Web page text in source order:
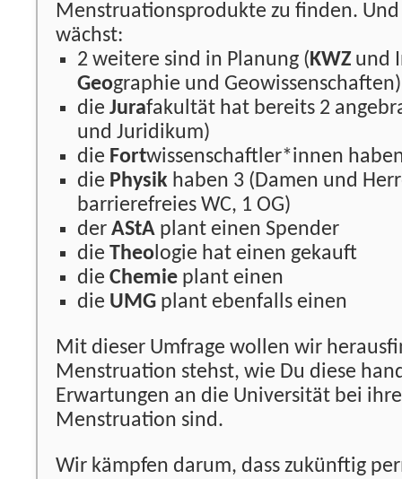
Menstruationsprodukte zu finden.
wächst:
2 weitere sind in Planung (KWZ und
Geographie und Geowissenschaften)
die Jurafakultät hat bereits 2
und Juridikum)
die Fortwissenschaftler*innen
die Physik haben 3 (Damen und
barrierefreies WC, 1 OG)
der AStA plant einen Spender
die Theologie hat einen gekauft
die Chemie plant einen
die UMG plant ebenfalls einen
Mit dieser Umfrage wollen wir
Menstruation stehst, wie Du diese
Erwartungen an die Universität bei
Menstruation sind.
Wir kämpfen darum, dass zukünftig